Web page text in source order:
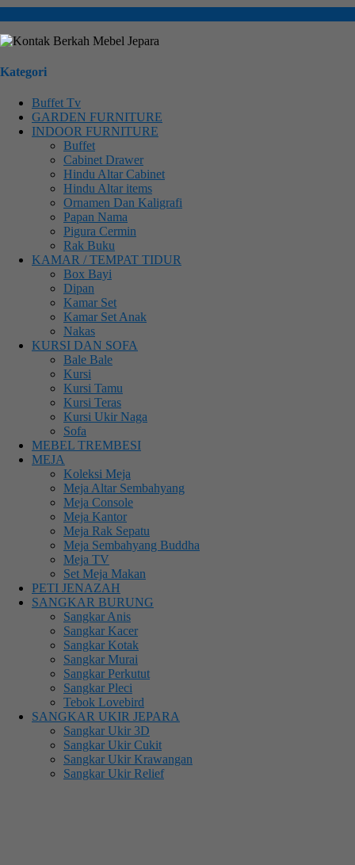
Kategori
Buffet Tv
GARDEN FURNITURE
INDOOR FURNITURE
Buffet
Cabinet Drawer
Hindu Altar Cabinet
Hindu Altar items
Ornamen Dan Kaligrafi
Papan Nama
Pigura Cermin
Rak Buku
KAMAR / TEMPAT TIDUR
Box Bayi
Dipan
Kamar Set
Kamar Set Anak
Nakas
KURSI DAN SOFA
Bale Bale
Kursi
Kursi Tamu
Kursi Teras
Kursi Ukir Naga
Sofa
MEBEL TREMBESI
MEJA
Koleksi Meja
Meja Altar Sembahyang
Meja Console
Meja Kantor
Meja Rak Sepatu
Meja Sembahyang Buddha
Meja TV
Set Meja Makan
PETI JENAZAH
SANGKAR BURUNG
Sangkar Anis
Sangkar Kacer
Sangkar Kotak
Sangkar Murai
Sangkar Perkutut
Sangkar Pleci
Tebok Lovebird
SANGKAR UKIR JEPARA
Sangkar Ukir 3D
Sangkar Ukir Cukit
Sangkar Ukir Krawangan
Sangkar Ukir Relief